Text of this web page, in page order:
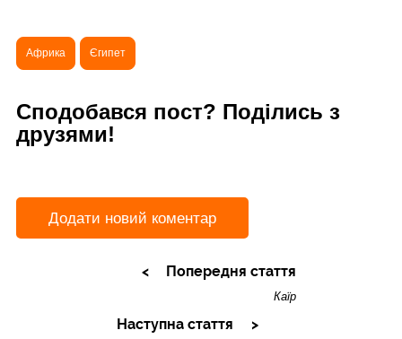
Африка Єгипет
Сподобався пост? Поділись з
друзями!
Додати новий коментар
Попередня стаття
Каїр
Наступна стаття